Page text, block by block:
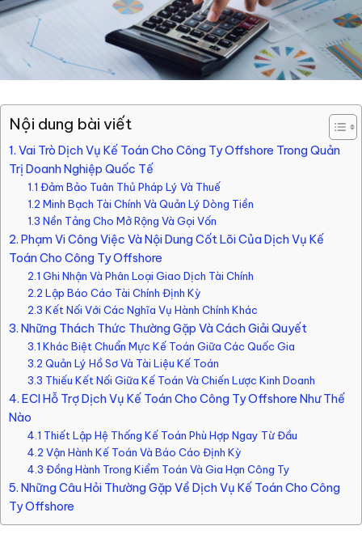
Nội dung bài viết
1. Vai Trò Dịch Vụ Kế Toán Cho Công Ty Offshore Trong Quản
Trị Doanh Nghiệp Quốc Tế
1.1 Đảm Bảo Tuân Thủ Pháp Lý Và Thuế
1.2 Minh Bạch Tài Chính Và Quản Lý Dòng Tiền
1.3 Nền Tảng Cho Mở Rộng Và Gọi Vốn
2. Phạm Vi Công Việc Và Nội Dung Cốt Lõi Của Dịch Vụ Kế
Toán Cho Công Ty Offshore
2.1 Ghi Nhận Và Phân Loại Giao Dịch Tài Chính
2.2 Lập Báo Cáo Tài Chính Định Kỳ
2.3 Kết Nối Với Các Nghĩa Vụ Hành Chính Khác
3. Những Thách Thức Thường Gặp Và Cách Giải Quyết
3.1 Khác Biệt Chuẩn Mực Kế Toán Giữa Các Quốc Gia
3.2 Quản Lý Hồ Sơ Và Tài Liệu Kế Toán
3.3 Thiếu Kết Nối Giữa Kế Toán Và Chiến Lược Kinh Doanh
4. ECI Hỗ Trợ Dịch Vụ Kế Toán Cho Công Ty Offshore Như Thế
Nào
4.1 Thiết Lập Hệ Thống Kế Toán Phù Hợp Ngay Từ Đầu
4.2 Vận Hành Kế Toán Và Báo Cáo Định Kỳ
4.3 Đồng Hành Trong Kiểm Toán Và Gia Hạn Công Ty
5. Những Câu Hỏi Thường Gặp Về Dịch Vụ Kế Toán Cho Công
Ty Offshore